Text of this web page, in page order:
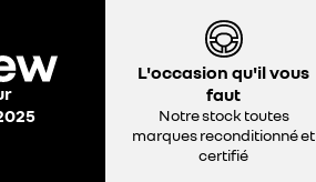
L'occasion qu'il vous
faut
Notre stock toutes
marques reconditionné et
certifié